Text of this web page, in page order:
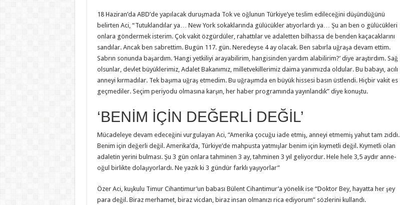
18 Haziran’da ABD’de yapılacak duruşmada Tok ve oğlunun Türkiye’ye teslim edileceğini düşündüğünü
belirten Aci, “Tutuklandılar ya… New York sokaklarında gülücükler atıyorlardı ya… Şu an ben o gülücükleri
onlara göndermek isterim. Çok vakit özgürdüler, rahattılar ve adaletten bilhassa de benden kaçacaklarını
sandılar. Ancak ben sabrettim. Bugün 117. gün. Neredeyse 4 ay olacak. Ben sabırla uğraşa devam ettim.
Sabrın sonunda başardım. ‘Hangi yetkiliyi arayabilirim, hangisinden yardım alabilirim?’ diye araştırdım. Sağ
olsunlar, devlet büyüklerimiz, Adalet Bakanımız, milletvekillerimiz daima yanımızda oldular. Bu babayı, acılı
anneyi kırmadılar. Tek başıma uğraş etmedim. Bu uğraşımda en büyük hissesi basın üstlendi. Hiçbir vakit es
geçmediler. Seçim periyodu olmasına karşın, her haber programında yayınlandık” diye konuştu.
‘BENİM İÇİN DEĞERLİ DEĞİL’
Mücadeleye devam edeceğini vurgulayan Aci, “Amerika çocuğu iade etmiş, anneyi etmemiş yahut tam zıddı.
Benim için değerli değil. Amerika’da, Türkiye’de mahpusta yatmışlar benim için kıymetli değil. Kıymetli olan
adaletin yerini bulması. Şu 3 gün onlara tahminen 3 ay, tahminen 3 yıl geliyordur. Hele hele 3,5 aydır anne-
oğul birlikte dolaşıyorlardı. Ne yazık ki 3 gündür farklı yaşıyorlar”
Özer Aci, kuşkulu Timur Cihantimur’un babası Bülent Cihantimur’a yönelik ise “Doktor Bey, hayatta her şey
para değil. Biraz merhamet, biraz vicdan, biraz insan olmanızı rica ediyorum” sözlerini kullandı.